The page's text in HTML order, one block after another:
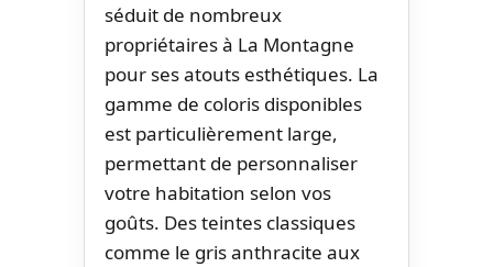
séduit de nombreux
propriétaires à La Montagne
pour ses atouts esthétiques. La
gamme de coloris disponibles
est particulièrement large,
permettant de personnaliser
votre habitation selon vos
goûts. Des teintes classiques
comme le gris anthracite aux